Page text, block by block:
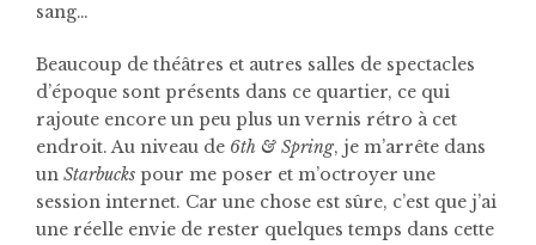
sang…
Beaucoup de théâtres et autres salles de spectacles
d’époque sont présents dans ce quartier, ce qui
rajoute encore un peu plus un vernis rétro à cet
endroit. Au niveau de 6th & Spring, je m’arrête dans
un Starbucks pour me poser et m’octroyer une
session internet. Car une chose est sûre, c’est que j’ai
une réelle envie de rester quelques temps dans cette